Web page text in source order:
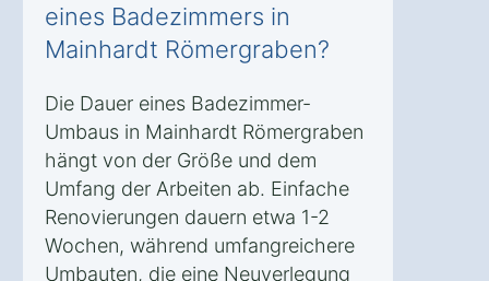
eines Badezimmers in
Mainhardt Römergraben?
Die Dauer eines Badezimmer-
Umbaus in Mainhardt Römergraben
hängt von der Größe und dem
Umfang der Arbeiten ab. Einfache
Renovierungen dauern etwa 1-2
Wochen, während umfangreichere
Umbauten, die eine Neuverlegung